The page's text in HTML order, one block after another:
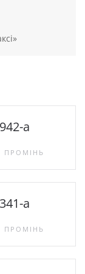
a
ПРОМІНЬ
a
ПРОМІНЬ